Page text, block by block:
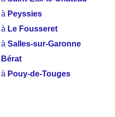
Peyssies
Le Fousseret
àSalles-sur-Garonne
Bérat
Pouy-de-Touges